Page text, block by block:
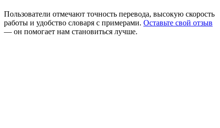
Пользователи отмечают точность перевода, высокую скорость
работы и удобство словаря с примерами. Оставьте свой отзыв
— он помогает нам становиться лучше.